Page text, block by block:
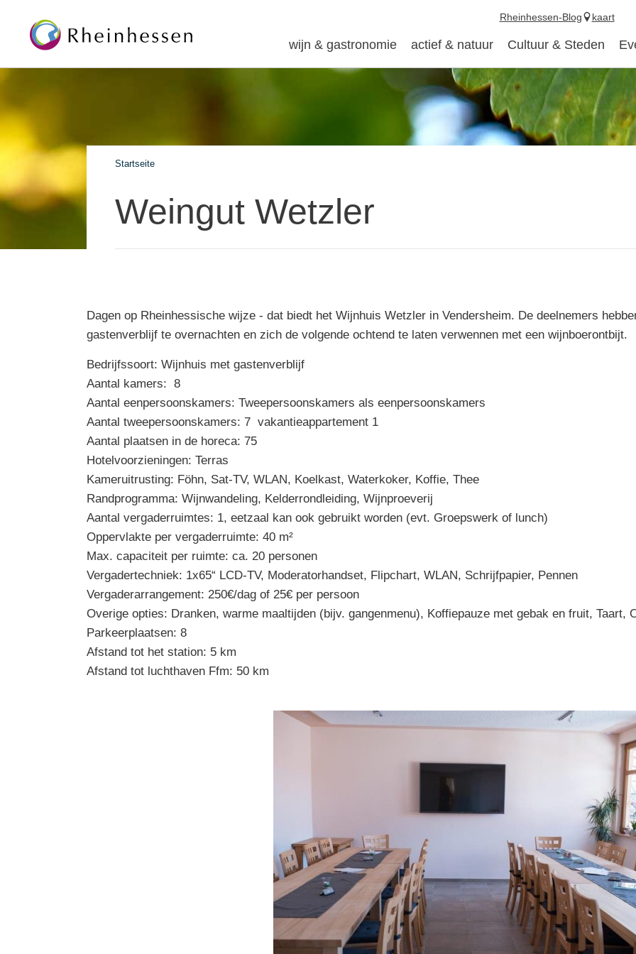
wijn & gastronomie actief & natuur Cultuur & Steden
Rheinhessen-Blog kaart
Startseite
Weingut Wetzler
Dagen op Rheinhessische wijze - dat biedt het Wijnhuis Wetzler in Vendersheim. De deelnemers
gastenverblijf te overnachten en zich de volgende ochtend te laten verwennen met een wijnboerontbijt.
Bedrijfssoort: Wijnhuis met gastenverblijf
Aantal kamers: 8
Aantal eenpersoonskamers: Tweepersoonskamers als eenpersoonskamers
Aantal tweepersoonskamers: 7 vakantieappartement 1
Aantal plaatsen in de horeca: 75
Hotelvoorzieningen: Terras
Kameruitrusting: Föhn, Sat-TV, WLAN, Koelkast, Waterkoker, Koffie, Thee
Randprogramma: Wijnwandeling, Kelderrondleiding, Wijnproeverij
Aantal vergaderruimtes: 1, eetzaal kan ook gebruikt worden (evt. Groepswerk of lunch)
Oppervlakte per vergaderruimte: 40 m²
Max. capaciteit per ruimte: ca. 20 personen
Vergadertechniek: 1x65“ LCD-TV, Moderatorhandset, Flipchart, WLAN, Schrijfpapier, Pennen
Vergaderarrangement: 250€/dag of 25€ per persoon
Overige opties: Dranken, warme maaltijden (bijv. gangenmenu), Koffiepauze met gebak en fruit, Taart,
Parkeerplaatsen: 8
Afstand tot het station: 5 km
Afstand tot luchthaven Ffm: 50 km